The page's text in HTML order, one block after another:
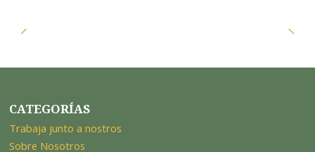
CATEGORÍAS
Trabaja junto a nostros
Sobre Nosotros